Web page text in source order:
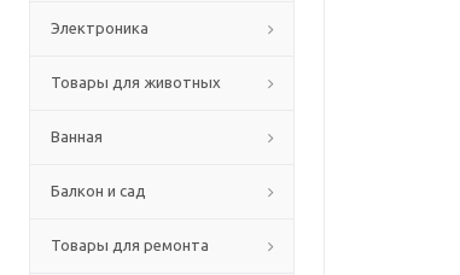
Электроника
Товары для животных
Ванная
Балкон и сад
Товары для ремонта